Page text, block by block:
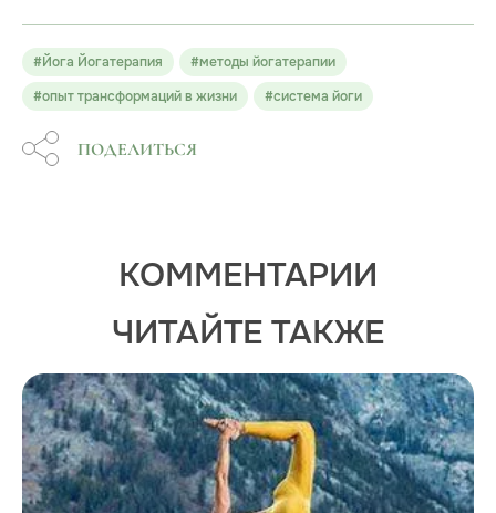
#Йога Йогатерапия
#методы йогатерапии
#опыт трансформаций в жизни
#система йоги
ПОДЕЛИТЬСЯ
КОММЕНТАРИИ
ЧИТАЙТЕ ТАКЖЕ